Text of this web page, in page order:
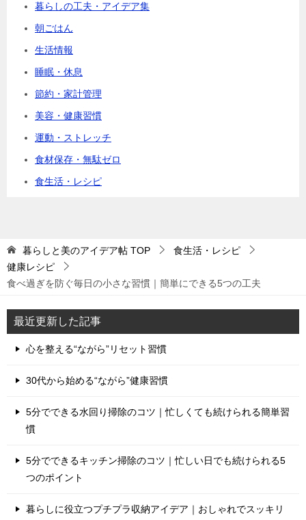
暮らしの工夫・アイデア集
朝ごはん
生活情報
睡眠・休息
節約・家計管理
美容・健康習慣
運動・ストレッチ
食材保存・無駄ゼロ
食生活・レシピ
暮らしと美のアイデア帖 TOP
食生活・レシピ
健康レシピ
食べ過ぎを防ぐ毎日の小さな習慣｜簡単にできる5つの工夫
最近更新した記事
心を整える“ながら”リセット習慣
30代から始める“ながら”健康習慣
5分でできる水回り掃除のコツ｜忙しくても続けられる簡単習
慣
5分でできるキッチン掃除のコツ｜忙しい日でも続けられる5
つのポイント
暮らしに役立つプチプラ収納アイデア｜おしゃれでスッキリ